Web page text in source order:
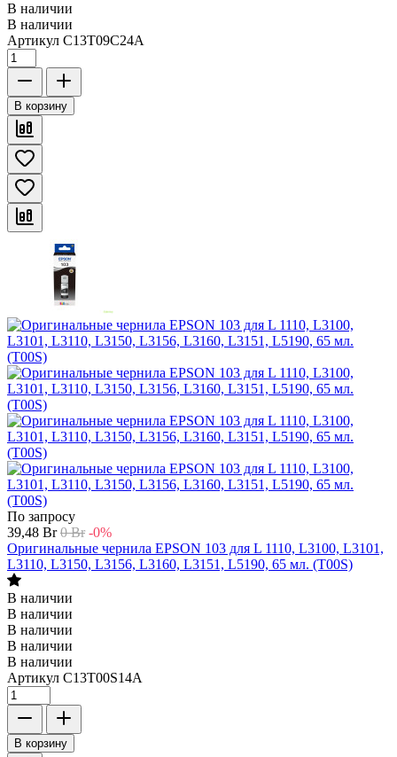
В наличии
В наличии
Артикул C13T09C24A
В корзину
По запросу
39,48 Br 0 Br -0%
Оригинальные чернила EPSON 103 для L 1110, L3100, L3101,
L3110, L3150, L3156, L3160, L3151, L5190, 65 мл. (T00S)
В наличии
В наличии
В наличии
В наличии
В наличии
Артикул C13T00S14A
В корзину